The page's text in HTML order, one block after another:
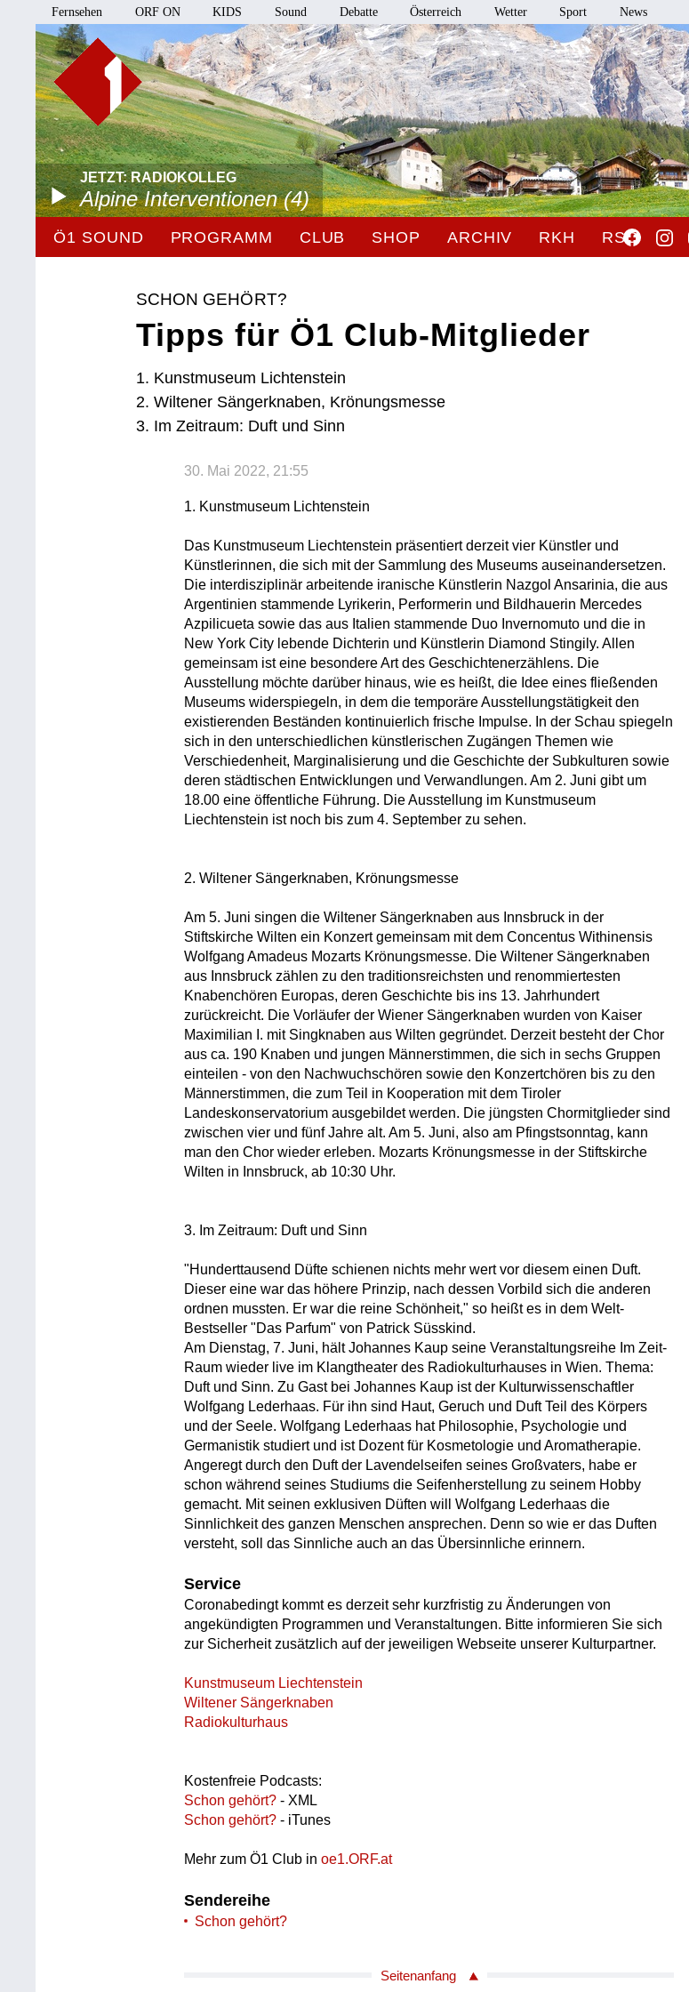
Fernsehen ORF ON KIDS Sound Debatte Österreich Wetter Sport News
JETZT: RADIOKOLLEG
Alpine Interventionen (4)
Ö1 SOUND PROGRAMM CLUB SHOP ARCHIV RKH RSO
SCHON GEHÖRT?
Tipps für Ö1 Club-Mitglieder
1. Kunstmuseum Lichtenstein
2. Wiltener Sängerknaben, Krönungsmesse
3. Im Zeitraum: Duft und Sinn
30. Mai 2022, 21:55
1. Kunstmuseum Lichtenstein
Das Kunstmuseum Liechtenstein präsentiert derzeit vier Künstler und
Künstlerinnen, die sich mit der Sammlung des Museums auseinandersetzen.
Die interdisziplinär arbeitende iranische Künstlerin Nazgol Ansarinia, die aus
Argentinien stammende Lyrikerin, Performerin und Bildhauerin Mercedes
Azpilicueta sowie das aus Italien stammende Duo Invernomuto und die in
New York City lebende Dichterin und Künstlerin Diamond Stingily. Allen
gemeinsam ist eine besondere Art des Geschichtenerzählens. Die
Ausstellung möchte darüber hinaus, wie es heißt, die Idee eines fließenden
Museums widerspiegeln, in dem die temporäre Ausstellungstätigkeit den
existierenden Beständen kontinuierlich frische Impulse. In der Schau spiegeln
sich in den unterschiedlichen künstlerischen Zugängen Themen wie
Verschiedenheit, Marginalisierung und die Geschichte der Subkulturen sowie
deren städtischen Entwicklungen und Verwandlungen. Am 2. Juni gibt um
18.00 eine öffentliche Führung. Die Ausstellung im Kunstmuseum
Liechtenstein ist noch bis zum 4. September zu sehen.
2. Wiltener Sängerknaben, Krönungsmesse
Am 5. Juni singen die Wiltener Sängerknaben aus Innsbruck in der
Stiftskirche Wilten ein Konzert gemeinsam mit dem Concentus Withinensis
Wolfgang Amadeus Mozarts Krönungsmesse. Die Wiltener Sängerknaben
aus Innsbruck zählen zu den traditionsreichsten und renommiertesten
Knabenchören Europas, deren Geschichte bis ins 13. Jahrhundert
zurückreicht. Die Vorläufer der Wiener Sängerknaben wurden von Kaiser
Maximilian I. mit Singknaben aus Wilten gegründet. Derzeit besteht der Chor
aus ca. 190 Knaben und jungen Männerstimmen, die sich in sechs Gruppen
einteilen - von den Nachwuchschören sowie den Konzertchören bis zu den
Männerstimmen, die zum Teil in Kooperation mit dem Tiroler
Landeskonservatorium ausgebildet werden. Die jüngsten Chormitglieder sind
zwischen vier und fünf Jahre alt. Am 5. Juni, also am Pfingstsonntag, kann
man den Chor wieder erleben. Mozarts Krönungsmesse in der Stiftskirche
Wilten in Innsbruck, ab 10:30 Uhr.
3. Im Zeitraum: Duft und Sinn
"Hunderttausend Düfte schienen nichts mehr wert vor diesem einen Duft.
Dieser eine war das höhere Prinzip, nach dessen Vorbild sich die anderen
ordnen mussten. Er war die reine Schönheit," so heißt es in dem Welt-
Bestseller "Das Parfum" von Patrick Süsskind.
Am Dienstag, 7. Juni, hält Johannes Kaup seine Veranstaltungsreihe Im Zeit-
Raum wieder live im Klangtheater des Radiokulturhauses in Wien. Thema:
Duft und Sinn. Zu Gast bei Johannes Kaup ist der Kulturwissenschaftler
Wolfgang Lederhaas. Für ihn sind Haut, Geruch und Duft Teil des Körpers
und der Seele. Wolfgang Lederhaas hat Philosophie, Psychologie und
Germanistik studiert und ist Dozent für Kosmetologie und Aromatherapie.
Angeregt durch den Duft der Lavendelseifen seines Großvaters, habe er
schon während seines Studiums die Seifenherstellung zu seinem Hobby
gemacht. Mit seinen exklusiven Düften will Wolfgang Lederhaas die
Sinnlichkeit des ganzen Menschen ansprechen. Denn so wie er das Duften
versteht, soll das Sinnliche auch an das Übersinnliche erinnern.
Service
Coronabedingt kommt es derzeit sehr kurzfristig zu Änderungen von
angekündigten Programmen und Veranstaltungen. Bitte informieren Sie sich
zur Sicherheit zusätzlich auf der jeweiligen Webseite unserer Kulturpartner.
Kunstmuseum Liechtenstein
Wiltener Sängerknaben
Radiokulturhaus
Kostenfreie Podcasts:
Schon gehört?- XML
Schon gehört?- iTunes
Mehr zum Ö1 Club inoe1.ORF.at
Sendereihe
Schon gehört?
Seitenanfang